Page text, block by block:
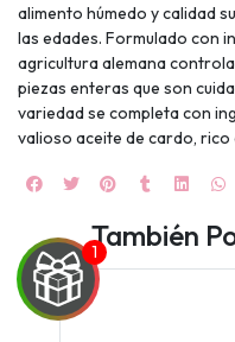
alimento húmedo y calidad
las edades. Formulado con
agricultura alemana
piezas enteras que son
variedad se completa con
valioso aceite de cardo,
También